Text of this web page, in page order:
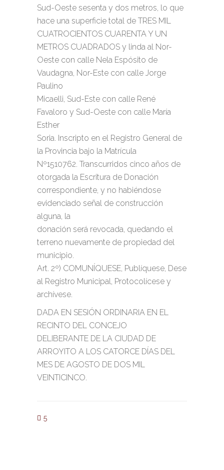
Sud-Oeste sesenta y dos metros, lo que
hace una superficie total de TRES MIL
CUATROCIENTOS CUARENTA Y UN
METROS CUADRADOS y linda al Nor-
Oeste con calle Nela Espósito de
Vaudagna, Nor-Este con calle Jorge
Paulino
Micaelli, Sud-Este con calle René
Favaloro y Sud-Oeste con calle María
Esther
Soria. Inscripto en el Registro General de
la Provincia bajo la Matrícula
Nº1510762. Transcurridos cinco años de
otorgada la Escritura de Donación
correspondiente, y no habiéndose
evidenciado señal de construcción
alguna, la
donación será revocada, quedando el
terreno nuevamente de propiedad del
municipio.
Art. 2º) COMUNÍQUESE, Publíquese, Dese
al Registro Municipal, Protocolícese y
archívese.
DADA EN SESIÓN ORDINARIA EN EL
RECINTO DEL CONCEJO
DELIBERANTE DE LA CIUDAD DE
ARROYITO A LOS CATORCE DÍAS DEL
MES DE AGOSTO DE DOS MIL
VEINTICINCO.
5